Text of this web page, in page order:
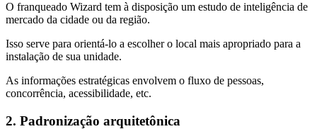
O franqueado Wizard tem à disposição um estudo de inteligência de
mercado da cidade ou da região.
Isso serve para orientá-lo a escolher o local mais apropriado para a
instalação de sua unidade.
As informações estratégicas envolvem o fluxo de pessoas,
concorrência, acessibilidade, etc.
2. Padronização arquitetônica